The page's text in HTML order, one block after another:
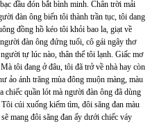
đầu đón bắt bình minh. Chân trời mải
đàn ông biến tôi thành trần tục, tôi dang
đồng hồ kéo tôi khỏi bao la, giạt về
đàn ông đứng tuổi, cô gái ngây thơ
tự lúc nào, thân thể tôi lạnh. Giấc mơ
tôi đang ở đâu, tôi đã trở về nhà hay còn
ảo ánh trăng mùa đông muộn màng, màu
quần lót mà người đàn ông đã dùng
cúi xuống kiếm tìm, đôi săng đan màu
mang đôi săng đan ấy dưới chiếc váy